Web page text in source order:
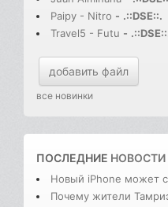
Paipy - Nitro - .::DSE::.
Travel5 - Futu -
добавить файл
все новинки
ПОСЛЕДНИЕ НОВОСТИ
Новый iPhone может
Почему жители